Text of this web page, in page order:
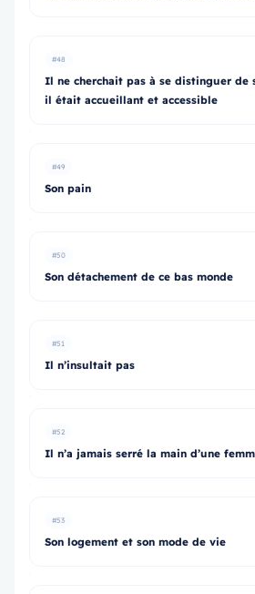
#48
Il ne cherchait pas à se distinguer de
il était accueillant et accessible
#49
Son pain
#50
Son détachement de ce bas monde
#51
Il n’insultait pas
#52
Il n’a jamais serré la main d’une
#53
Son logement et son mode de vie